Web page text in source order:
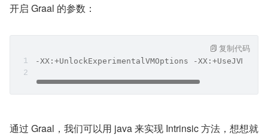
开启 Graal 的参数：
-XX:+UnlockExperimentalVMOptions -
复制代码
通过 Graal，我们可以用 java 来实现 Intrinsic 方法，想想就